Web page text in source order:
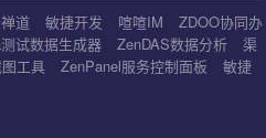
道 敏捷开发 喧喧IM
ZDOO协同办
试数据生成器 ZenDAS数据分析
渠
工具 ZenPanel服务控制面板
敏捷